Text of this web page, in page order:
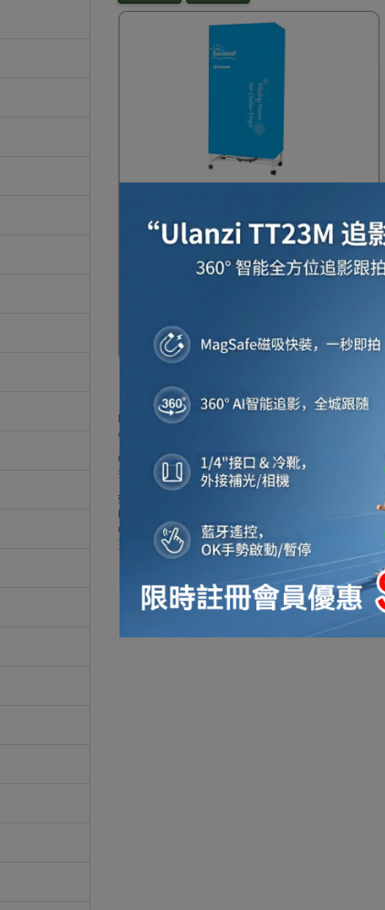
暖爐 無線吸塵
燒烤爐及配件精選
機 | 殺菌除異味 | 流動擺放 | 暖風機 |
香港行貨
Harrow 紮根多年香港電器品牌，多款家用電器產品
心保證，大部份產品提供一年保用 本公司為香港代理
Outlet Express HK 生活百貨城網上商城購買 Harrow
多款 Harrow 官方代理、香港供應商或進口商Harrow
如網站未及時更新資料，歡迎與我們聯絡。
Buy Harrow price in outletexpress .com Hong
Outlet Express HK 生活百貨城在香港觀塘提供
更可送到香港或澳門而部份產品比團購更優惠，更可